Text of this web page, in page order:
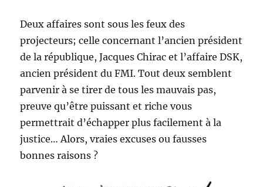
Deux affaires sont sous les feux des
projecteurs; celle concernant l’ancien président
de la république, Jacques Chirac et l’affaire DSK,
ancien président du FMI. Tout deux semblent
parvenir à se tirer de tous les mauvais pas,
preuve qu’être puissant et riche vous
permettrait d’échapper plus facilement à la
justice… Alors, vraies excuses ou fausses
bonnes raisons ?